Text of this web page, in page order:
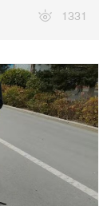
1331